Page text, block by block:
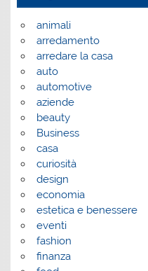
animali
arredamento
arredare la casa
auto
automotive
aziende
beauty
Business
casa
curiosità
design
economia
estetica e benessere
eventi
fashion
finanza